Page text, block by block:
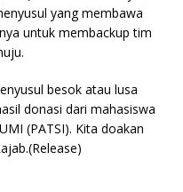
yang membawa
untuk membackup tim
besok atau lusa
donasi dari mahasiswa
(PATSI). Kita doakan